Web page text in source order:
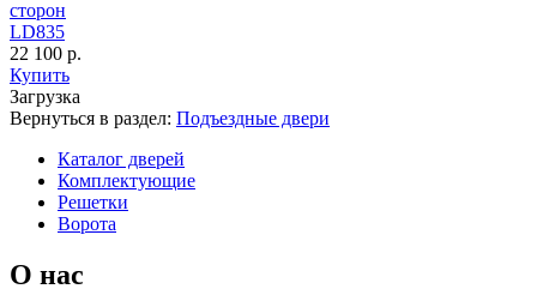
LD835
22 100 р.
Купить
Загрузка
Вернуться в раздел: Подъездные двери
Каталог дверей
Комплектующие
Решетки
Ворота
О нас